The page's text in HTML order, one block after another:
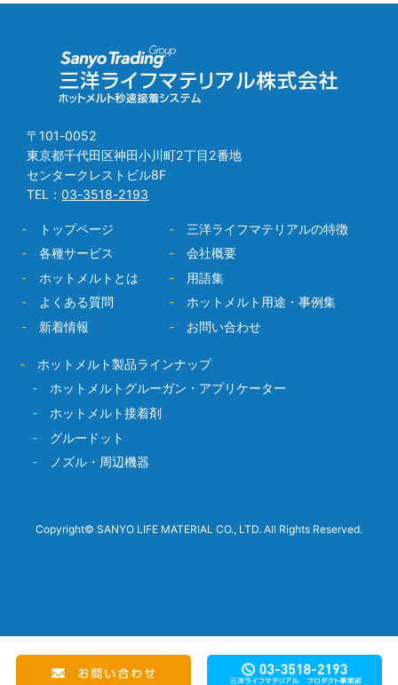
〒101-0052
東京都千代田区神田小川町2丁目2番地
センタークレストビル8F
TEL：03-3518-2193
- トップページ -
三洋ライフマテリアルの特徴
-
各種サービス -
会社概要
-
ホットメルトとは -
用語集
-
よくある質問 -
ホットメルト用途・事例集
-
新着情報 - お問い合わせ
-
ホットメルト製品ラインナップ
-
ホットメルトグルーガン・アプリケーター
-
ホットメルト接着剤
-
グルードット
-
ノズル・周辺機器
Copyright© SANYO LIFE MATERIAL CO., LTD. All Rights Reserved.